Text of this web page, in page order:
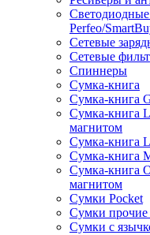
Perfeo/
Сетевые
Сетевые
Спиннеры
Сумка-книга
Сумка-книга
Сумка-книга
магнитом
Сумка-книга
Сумка-книга
Сумка-книга
магнитом
Сумки Pocket
Сумки
Сумки с